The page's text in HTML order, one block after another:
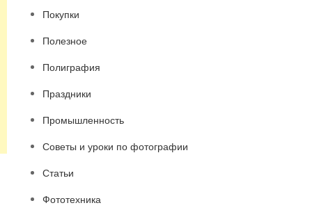
Покупки
Полезное
Полиграфия
Праздники
Промышленность
Советы и уроки по фотографии
Статьи
Фототехника